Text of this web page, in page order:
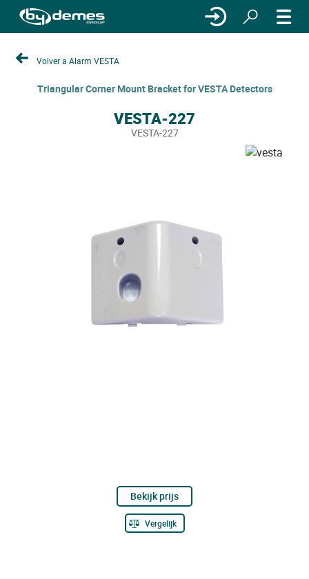
Volver a Alarm VESTA
Triangular Corner Mount Bracket for VESTA Detectors
VESTA-227
VESTA-227
Bekijk prijs
Vergelijk